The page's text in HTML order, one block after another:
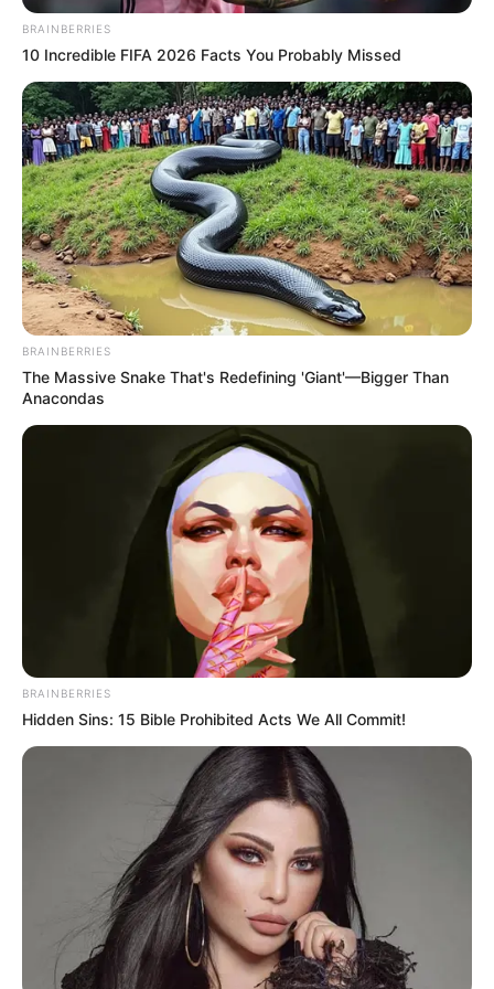
Τραγωδία στη Χαλκίδα: Βρήκαν έναν άντρα
νεκρό
Πότε θα έρθει το ρεύμα στη Χαλκίδα;
Άντρας άφησε την τελευταία του πνοή σε
παραλία κοντά στη Χαλκίδα
Ακολουθήστε το evianews.com στοGoogle
News
ΤΑ ΠΙΟ ΔΗΜΟΦΙΛΗ
BRAINBERRIES
10 Incredible FIFA 2026 Facts You Probably Missed
BRAINBERRIES
The Massive Snake That's Redefining 'Giant'—Bigger Than
Anacondas
BRAINBERRIES
Hidden Sins: 15 Bible Prohibited Acts We All Commit!